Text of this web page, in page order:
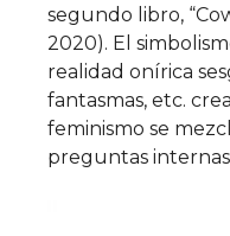
segundo libro,
2020). El
realidad onírica
fantasmas, etc.
feminismo se
preguntas